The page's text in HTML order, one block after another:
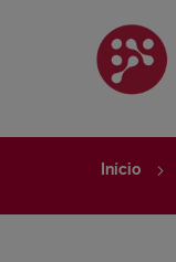
Início